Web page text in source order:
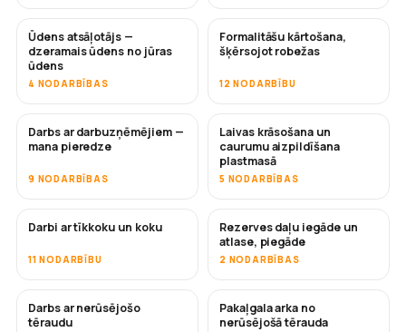
DRĪZUMĀ
Ūdens atsāļotājs —
dzeramais ūdens no jūras
ūdens
4 NODARBĪBAS
Formalitāšu kārtošana,
šķērsojot robežas
12 NODARBĪBU
DRĪZUMĀ
Darbs ar darbuzņēmējiem —
mana pieredze
9 NODARBĪBAS
DRĪZUMĀ
Laivas krāsošana un
caurumu aizpildīšana
plastmasā
5 NODARBĪBAS
Darbi ar tīkkoku un koku
11 NODARBĪBU
DRĪZUMĀ
Rezerves daļu iegāde un
atlase, piegāde
2 NODARBĪBAS
DRĪZUMĀ
Darbs ar nerūsējošo
tēraudu
Pakaļgala arka no
nerūsējošā tērauda